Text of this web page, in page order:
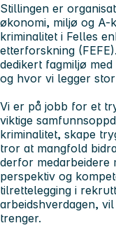
Stillingen er
økonomi, miljø og A-
kriminalitet i Felles
etterforskning
dedikert fagmiljø
og hvor vi legger
Vi er på jobb for et
viktige
kriminalitet, skape
tror at mangfold
derfor medarbeidere
perspektiv og
tilrettelegging i
arbeidshverdagen,
trenger.